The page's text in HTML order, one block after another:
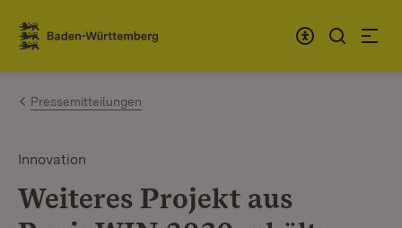
Zum Inhalt springen
Link zur Startseite
Pressemitteilungen
Innovation
Weiteres Projekt aus